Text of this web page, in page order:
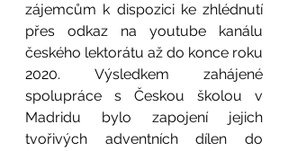
zájemcům k dispozici ke zhlédnutí
přes odkaz na youtube kanálu
českého lektorátu až do konce roku
2020. Výsledkem zahájené
spolupráce s Českou školou v
Madridu bylo zapojení jejich
tvořivých adventních dílen do